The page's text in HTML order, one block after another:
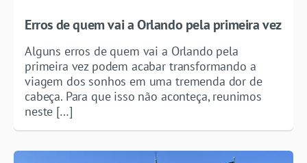
Erros de quem vai a Orlando pela primeira vez
Alguns erros de quem vai a Orlando pela
primeira vez podem acabar transformando a
viagem dos sonhos em uma tremenda dor de
cabeça. Para que isso não aconteça, reunimos
neste […]